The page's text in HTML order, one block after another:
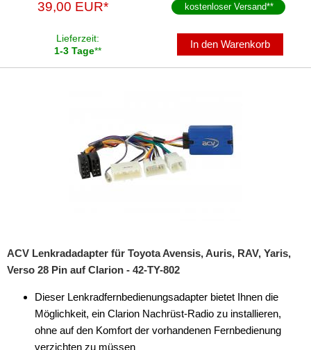
Lautsprecherkabel
für Chrysler
für Citroen
für Dacia
39,00 EUR* kostenloser Versand**
Lieferzeit:
1-3 Tage**
In den Warenkorb
ACV Lenkradadapter für Toyota Avensis, Auris, RAV, Yaris,
Verso 28 Pin auf Clarion - 42-TY-802
Dieser Lenkradfernbedienungsadapter bietet Ihnen die
Möglichkeit, ein Clarion Nachrüst-Radio zu installieren,
ohne auf den Komfort der vorhandenen Fernbedienung
verzichten zu müssen